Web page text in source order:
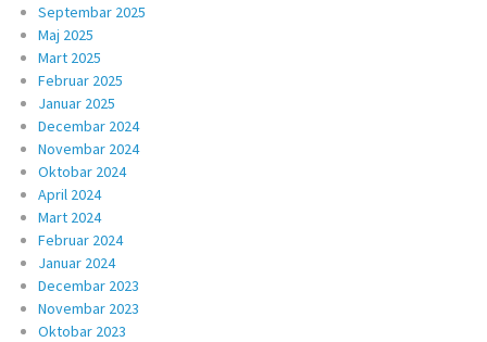
Septembar 2025
Maj 2025
Mart 2025
Februar 2025
Januar 2025
Decembar 2024
Novembar 2024
Oktobar 2024
April 2024
Mart 2024
Februar 2024
Januar 2024
Decembar 2023
Novembar 2023
Oktobar 2023